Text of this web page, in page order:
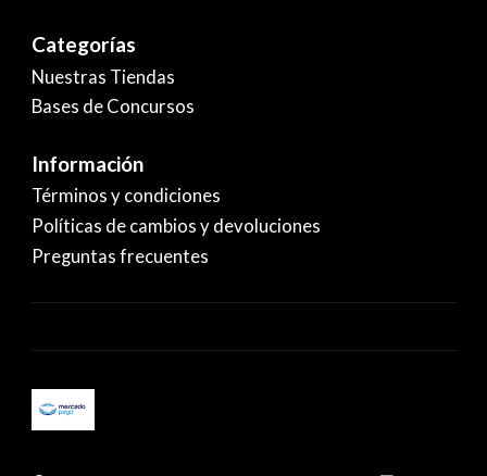
Categorías
Nuestras Tiendas
Bases de Concursos
Información
Términos y condiciones
Políticas de cambios y devoluciones
Preguntas frecuentes